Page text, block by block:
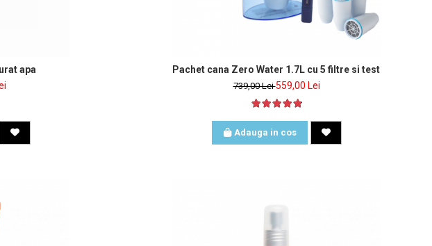
apa Pachet cana Zero Water 1.7L cu 5 filtre si tester de apa
739,00 Lei559,00 Lei
Adauga in cos